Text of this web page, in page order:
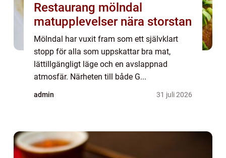
Restaurang mölndal
matupplevelser nära storstan
Mölndal har vuxit fram som ett självklart
stopp för alla som uppskattar bra mat,
lättillgängligt läge och en avslappnad
atmosfär. Närheten till både G...
admin 31 juli 2026